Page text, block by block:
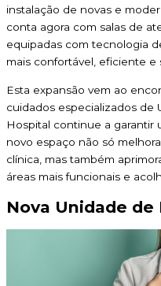
instalação de novas e
conta agora com salas de
equipadas com tecnologia
mais confortável, eficiente e
Esta expansão vem ao
cuidados especializados de
Hospital continue a
novo espaço não só
clínica, mas também
áreas mais funcionais e
Nova Unidade de